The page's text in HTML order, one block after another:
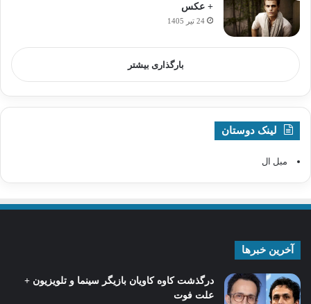
+ عکس
24 تیر 1405
بارگذاری بیشتر
لینک دوستان
مبل ال
آخرین خبرها
درگذشت کاوه کاویان بازیگر سینما و تلویزیون +
علت فوت